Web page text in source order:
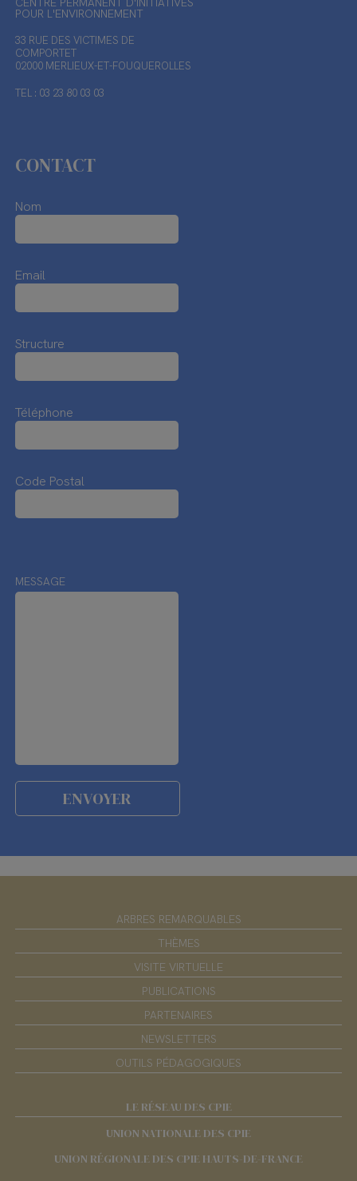
POUR L'ENVIRONNEMENT
33 RUE DES VICTIMES DE
COMPORTET
02000 MERLIEUX-ET-FOUQUEROLLES
TEL : 03 23 80 03 03
CONTACT
Nom
Email
Structure
Téléphone
Code Postal
MESSAGE
ARBRES REMARQUABLES
THÈMES
VISITE VIRTUELLE
PUBLICATIONS
PARTENAIRES
NEWSLETTERS
OUTILS PÉDAGOGIQUES
LE RÉSEAU DES CPIE
UNION NATIONALE DES CPIE
UNION RÉGIONALE DES CPIE HAUTS-DE-FRANCE